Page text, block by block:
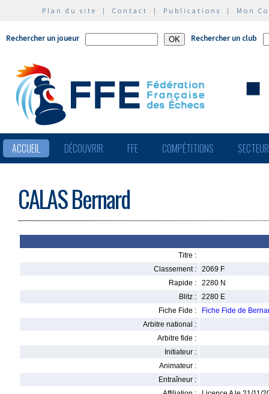
Plan du site | Contact | Publications | Mon
Rechercher un joueur Rechercher un club
ACCUEIL DÉCOUVRIR FFE COMPÉTITIONS
CALAS Bernard
Titre :
Classement :
2069 F
Rapide :
2280 N
Blitz :
2280 E
Fiche Fide :
Fiche Fide de
Arbitre national :
Arbitre fide :
Initiateur :
Animateur :
Entraîneur :